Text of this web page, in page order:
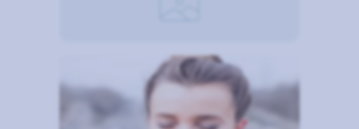
COPD Kialakulás okai